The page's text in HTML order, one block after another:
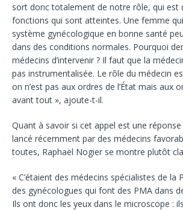
sort donc totalement de notre rôle, qui est
fonctions qui sont atteintes. Une femme
système gynécologique en bonne santé
dans des conditions normales. Pourquoi
médecins d’intervenir ? Il faut que la
pas instrumentalisée. Le rôle du médecin
on n’est pas aux ordres de l’État mais aux
avant tout », ajoute-t-il.
Quant à savoir si cet appel est une
lancé récemment par des médecins
toutes, Raphaël Nogier se montre plutôt
« C’étaient des médecins spécialistes de la
des gynécologues qui font des PMA dans
Ils ont donc les yeux dans le microscope :